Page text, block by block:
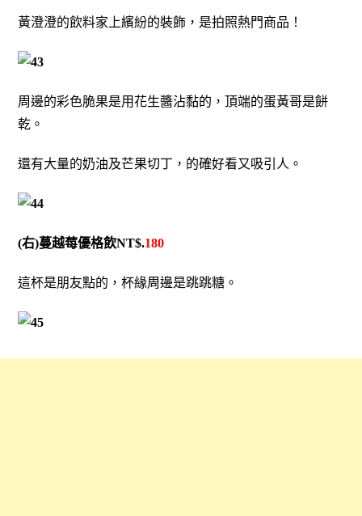
黃澄澄的飲料家上繽紛的裝飾，是拍照熱門商品！
周邊的彩色脆果是用花生醬沾黏的，頂端的蛋黃哥是餅
乾。
還有大量的奶油及芒果切丁，的確好看又吸引人。
(右)蔓越莓優格飲NT$.180
這杯是朋友點的，杯緣周邊是跳跳糖。